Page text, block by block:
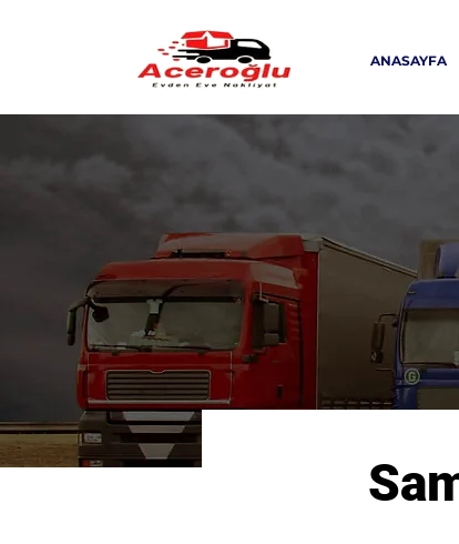
ANASAYFA